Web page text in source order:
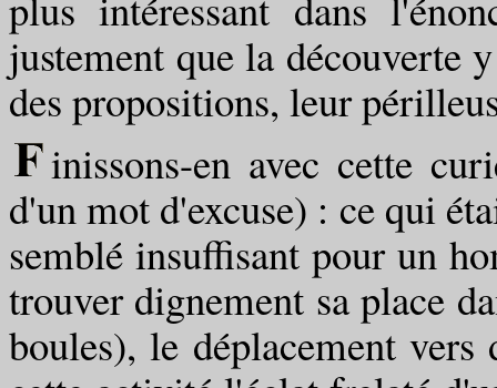
justement que la découverte
des propositions, leur
inissons-en avec cette
d'un mot d'excuse) : ce qui
semblé insuffisant pour un
trouver dignement sa place
boules), le déplacement